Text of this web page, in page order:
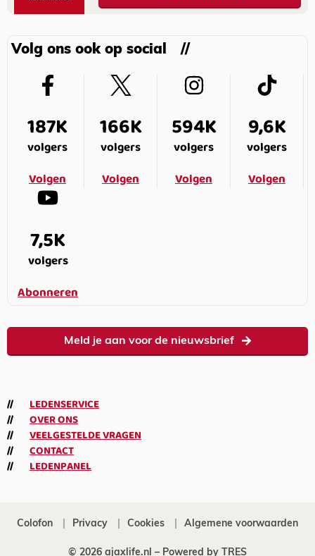
Volg ons ook op social
187K
volgers
Volgen
166K
volgers
Volgen
594K
volgers
Volgen
9,6K
volgers
Volgen
7,5K
volgers
Abonneren
Meld je aan voor de nieuwsbrief
LEDENSERVICE
OVER ONS
VEELGESTELDE VRAGEN
CONTACT
LEDENPANEL
Colofon Privacy Cookies Algemene voorwaarden
© 2026 ajaxlife.nl – Powered by TRES